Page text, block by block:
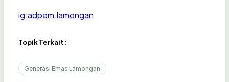
ig:adpem.lamongan
Topik Terkait:
Generasi Emas Lamongan